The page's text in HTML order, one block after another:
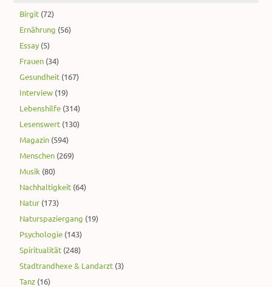
Birgit (72)
Ernährung (56)
Essay (5)
Frauen (34)
Gesundheit (167)
Interview (19)
Lebenshilfe (314)
Lesenswert (130)
Magazin (594)
Menschen (269)
Musik (80)
Nachhaltigkeit (64)
Natur (173)
Naturspaziergang (19)
Psychologie (143)
Spiritualität (248)
Stadtrandhexe & Landarzt (3)
Tanz (16)